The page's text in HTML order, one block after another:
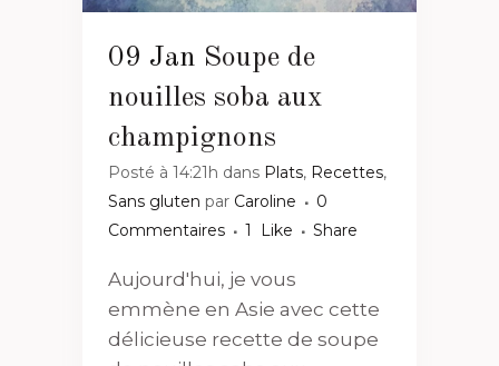
09 Jan Soupe de
nouilles soba aux
champignons
Posté à 14:21h dans Plats, Recettes,
Sans gluten par Caroline
0
Commentaires
1 Like Share
Aujourd'hui, je vous
emmène en Asie avec cette
délicieuse recette de soupe